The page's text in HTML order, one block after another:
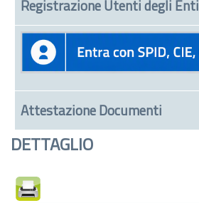
Registrazione Utenti degli Enti
Attestazione Documenti
DETTAGLIO